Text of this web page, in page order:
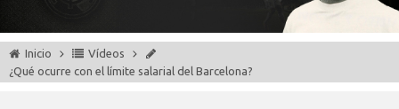
Inicio
Vídeos
¿Qué ocurre con el límite salarial del Barcelona?